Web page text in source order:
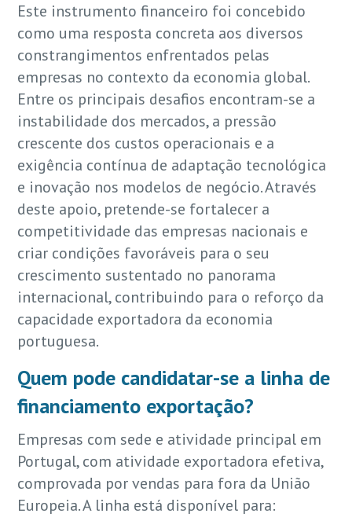
Este instrumento financeiro foi concebido
como uma resposta concreta aos diversos
constrangimentos enfrentados pelas
empresas no contexto da economia global.
Entre os principais desafios encontram-se a
instabilidade dos mercados, a pressão
crescente dos custos operacionais e a
exigência contínua de adaptação tecnológica
e inovação nos modelos de negócio. Através
deste apoio, pretende-se fortalecer a
competitividade das empresas nacionais e
criar condições favoráveis para o seu
crescimento sustentado no panorama
internacional, contribuindo para o reforço da
capacidade exportadora da economia
portuguesa.
Quem pode candidatar-se a linha de
financiamento exportação?
Empresas com sede e atividade principal em
Portugal, com atividade exportadora efetiva,
comprovada por vendas para fora da União
Europeia. A linha está disponível para: